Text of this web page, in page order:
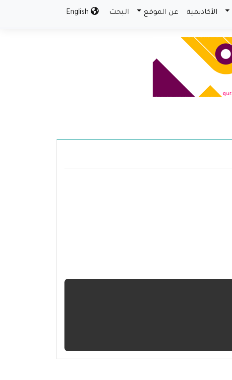
الأكاديمية عن الموقع البحث